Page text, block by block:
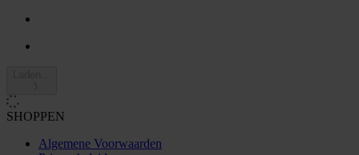
SHOPPEN
Algemene Voorwaarden